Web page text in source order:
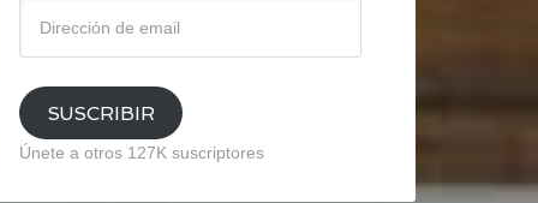
email
SUSCRIBIR
Únete a otros 127K suscriptores